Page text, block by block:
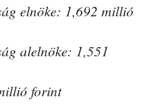
elnöke: 1,692 millió
alelnöke: 1,551
forint